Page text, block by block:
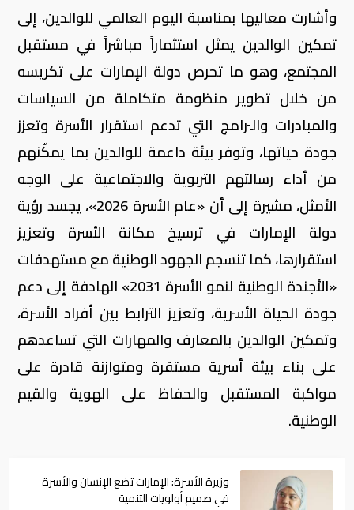
وأشارت معاليها بمناسبة اليوم العالمي للوالدين، إلى
تمكين الوالدين يمثل استثماراً مباشراً في مستقبل
المجتمع، وهو ما تحرص دولة الإمارات على تكريسه
من خلال تطوير منظومة متكاملة من السياسات
والمبادرات والبرامج التي تدعم استقرار الأسرة وتعزز
جودة حياتها، وتوفر بيئة داعمة للوالدين بما يمكّنهم
من أداء رسالتهم التربوية والاجتماعية على الوجه
الأمثل، مشيرة إلى أن «عام الأسرة 2026»، يجسد رؤية
دولة الإمارات في ترسيخ مكانة الأسرة وتعزيز
استقرارها، كما تنسجم الجهود الوطنية مع مستهدفات
«الأجندة الوطنية لنمو الأسرة 2031» الهادفة إلى دعم
جودة الحياة الأسرية، وتعزيز الترابط بين أفراد الأسرة،
وتمكين الوالدين بالمعارف والمهارات التي تساعدهم
على بناء بيئة أسرية مستقرة ومتوازنة قادرة على
مواكبة المستقبل والحفاظ على الهوية والقيم
الوطنية.
وزيرة الأسرة: الإمارات تضع الإنسان والأسرة
في صميم أولويات التنمية